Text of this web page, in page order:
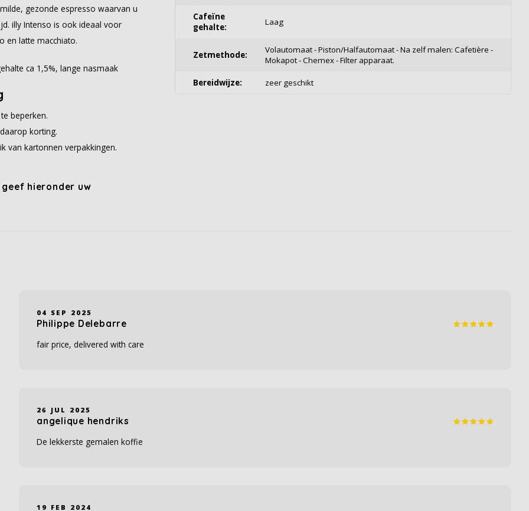
gezonde espresso waarvan u
illy Intenso is ook ideaal voor
en latte macchiato.
ca 1,5%, lange nasmaak
beperken.
korting.
van kartonnen verpakkingen.
hieronder uw
Cafeïne
gehalte:
Laag
Zetmethode:
Volautomaat - Piston/Halfautomaat - Na zelf malen: Cafetière -
Mokapot - Chemex - Filter apparaat.
Bereidwijze: zeer geschikt
04 SEP 2025
Philippe Delebarre
fair price, delivered with care
26 JUL 2025
angelique hendriks
De lekkerste gemalen koffie
19 FEB 2024